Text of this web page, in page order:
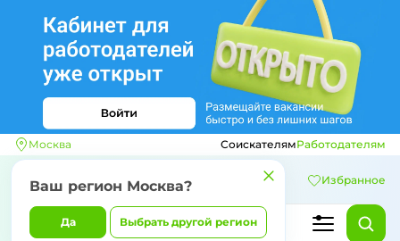
Москва
Ваш регион Москва?
Да Выбрать другой регион
СоискателямРаботодателям
Избранное